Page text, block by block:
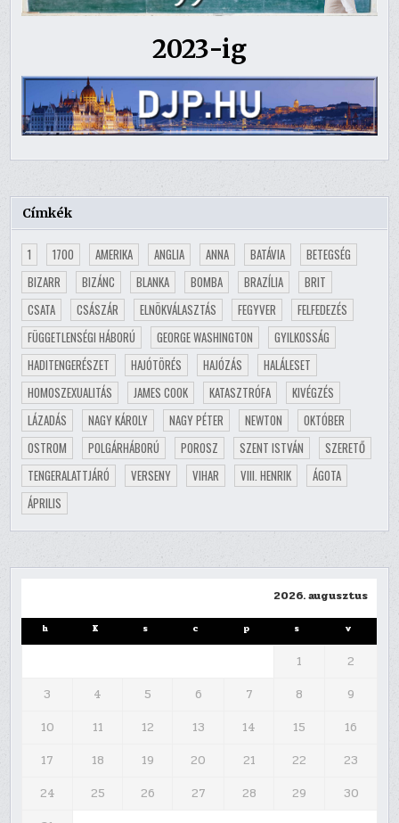
2023-ig
Címkék
1 1700 AMERIKA ANGLIA ANNA BATÁVIA
BETEGSÉG
BIZARR
BIZÁNC BLANKA BOMBA BRAZÍLIA
BRIT
CSATA
CSÁSZÁR ELNÖKVÁLASZTÁS FEGYVER
FELFEDEZÉS
FÜGGETLENSÉGI HÁBORÚ
GEORGE WASHINGTON
GYILKOSSÁG
HADITENGERÉSZET
HAJÓTÖRÉS HAJÓZÁS
HALÁLESET
HOMOSZEXUALITÁS
JAMES COOK KATASZTRÓFA
KIVÉGZÉS
LÁZADÁS
NAGY KÁROLY NAGY PÉTER NEWTON
OKTÓBER
OSTROM
POLGÁRHÁBORÚ POROSZ SZENT ISTVÁN
SZERETŐ
TENGERALATTJÁRÓ
VERSENY VIHAR VIII. HENRIK
ÁGOTA
ÁPRILIS
2026. augusztus
h K s c p s v
1
2
3
4 5 6 7 8
9
10
11 12 13 14 15
16
17
18 19 20 21 22
23
24
25 26 27 28 29
30